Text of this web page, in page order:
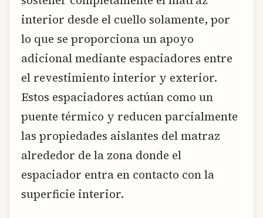
interior desde el cuello solamente, por
lo que se proporciona un apoyo
adicional mediante espaciadores entre
el revestimiento interior y exterior.
Estos espaciadores actúan como un
puente térmico y reducen parcialmente
las propiedades aislantes del matraz
alrededor de la zona donde el
espaciador entra en contacto con la
superficie interior.